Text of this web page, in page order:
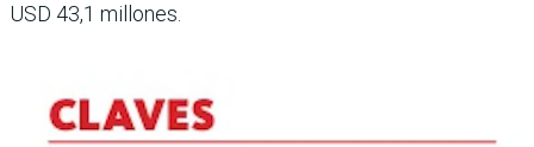
USD 43,1 millones.